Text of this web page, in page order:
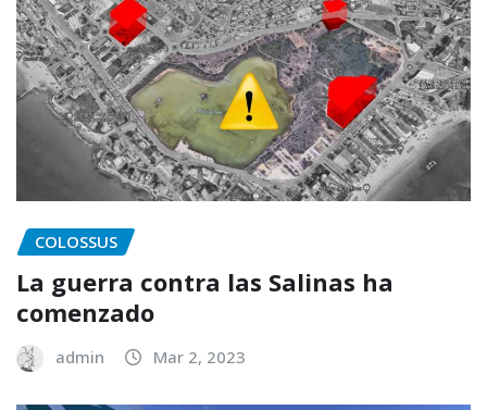
COLOSSUS
La guerra contra las Salinas ha
comenzado
admin Mar 2, 2023